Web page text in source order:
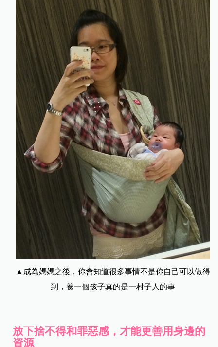
▲成為媽媽之後，你會知道很多事情不是你自己可以做得
到，養一個孩子真的是一村子人的事
放下捨不得和罪惡感，才能更善用身邊的
資源